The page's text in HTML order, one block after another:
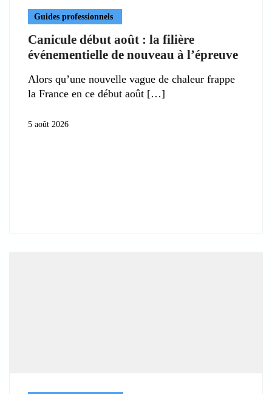
Guides professionnels
Canicule début août : la filière
événementielle de nouveau à l’épreuve
Alors qu’une nouvelle vague de chaleur frappe
la France en ce début août
5 août 2026